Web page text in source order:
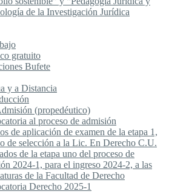
de la Investigación Jurídica
gratuito
Bufete
y a Distancia
(propedéutico)
al proceso de admisión
de aplicación de examen de la etapa 1,
de selección a la Lic. En Derecho C.U.
de la etapa uno del proceso de
2024-1, para el ingreso 2024-2, a las
de la Facultad de Derecho
Derecho 2025-1